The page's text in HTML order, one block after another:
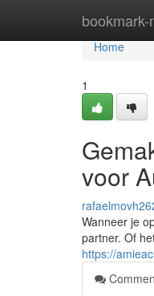
Home
Home
1
voor
Wanneer je
partner. Of
https://